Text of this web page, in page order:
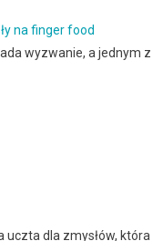
na finger food
wyzwanie, a jednym z
uczta dla zmysłów, która